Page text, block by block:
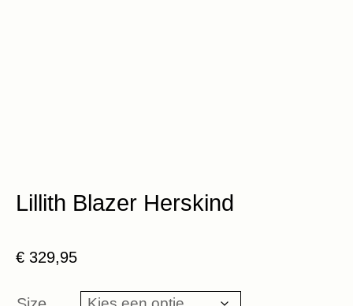
Lillith Blazer Herskind
€ 329,95